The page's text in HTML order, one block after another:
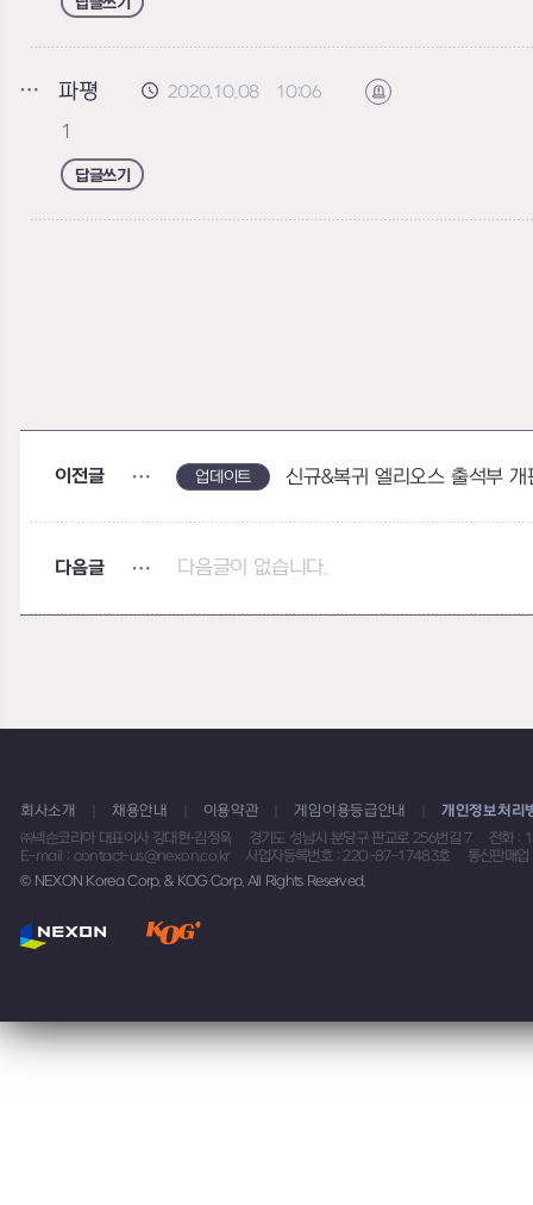
파평 2020.10.08 10:06 신고하기
1
답글쓰기
이전글 업데이트 신규&복귀 엘리오스 출석부 개
다음글 다음글이 없습니다.
회사소개 채용안내 이용약관 게임이용등급안내
개인정보처리
㈜넥슨코리아 대표이사 강대현·김정욱
경기도 성남시 분당구 판교로 256번길 7
전화 :
E-mail : contact-us@nexon.co.kr
사업자등록번호 : 220-87-17483호
통신판매
© NEXON Korea Corp. & KOG Corp. All Rights Reserved.